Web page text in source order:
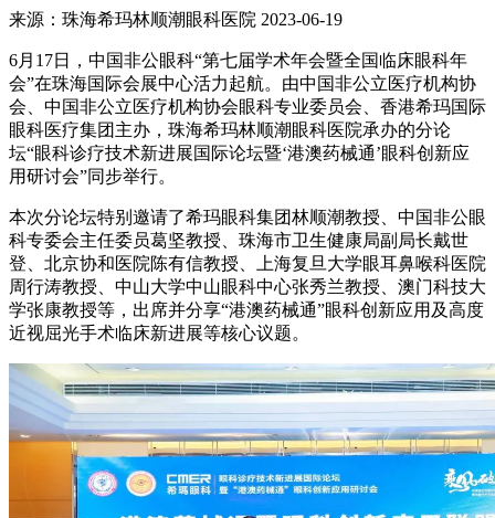
来源：珠海希玛林顺潮眼科医院 2023-06-19
6月17日，中国非公眼科“第七届学术年会暨全国临床眼科年
会”在珠海国际会展中心活力起航。由中国非公立医疗机构协
会、中国非公立医疗机构协会眼科专业委员会、香港希玛国际
眼科医疗集团主办，珠海希玛林顺潮眼科医院承办的分论
坛“眼科诊疗技术新进展国际论坛暨‘港澳药械通’眼科创新应
用研讨会”同步举行。
本次分论坛特别邀请了希玛眼科集团林顺潮教授、中国非公眼
科专委会主任委员葛坚教授、珠海市卫生健康局副局长戴世
登、北京协和医院陈有信教授、上海复旦大学眼耳鼻喉科医院
周行涛教授、中山大学中山眼科中心张秀兰教授、澳门科技大
学张康教授等，出席并分享“港澳药械通”眼科创新应用及高度
近视屈光手术临床新进展等核心议题。